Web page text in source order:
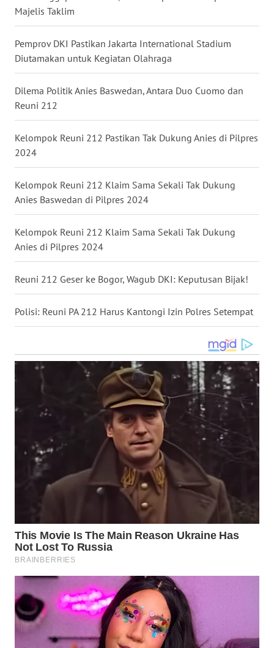
Majelis Taklim
Pemprov DKI Pastikan Jakarta International Stadium
Diutamakan untuk Kegiatan Olahraga
Dilema Politik Anies Baswedan, Antara Duo Cuomo dan
Reuni 212
Kelompok Reuni 212 Pastikan Tak Dukung Anies di Pilpres
2024
Kelompok Reuni 212 Klaim Sama Sekali Tak Dukung
Anies Baswedan di Pilpres 2024
Kelompok Reuni 212 Klaim Sama Sekali Tak Dukung
Anies di Pilpres 2024
Reuni 212 Geser ke Bogor, Wagub DKI: Keputusan Bijak!
Polisi: Reuni PA 212 Harus Kantongi Izin Polres Setempat
WN
WN
SUMBAR
WN
SUMSEL
BENGKULU
WN
LAMPUNG
WN
WN
JATIM
WN
KALBAR
KALTENG
WN
KALTARA
WN
KALSEL